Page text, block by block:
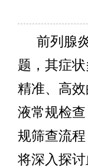
前列腺
题，其症
精准、高
液常规检
规筛查流
将深入探